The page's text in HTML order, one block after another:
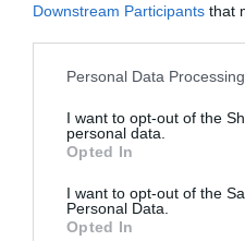
Downstream Participants that
Personal Data
I want to opt-out of the
personal data.
Opted In
I want to opt-out of the
Personal Data.
Opted In